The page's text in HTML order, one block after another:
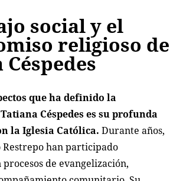
social y el
religioso de
que ha definido la
Céspedes es su profunda
la Iglesia Católica.Durante años,
Restrepo han participado
de evangelización,